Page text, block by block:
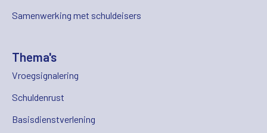
Samenwerking met schuldeisers
Thema's
Vroegsignalering
Schuldenrust
Basisdienstverlening